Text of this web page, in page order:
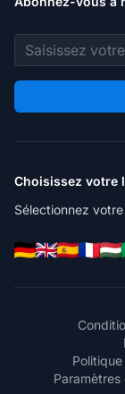
Adresse e-mail
Choisissez votre
Sélectionnez
Paramètres